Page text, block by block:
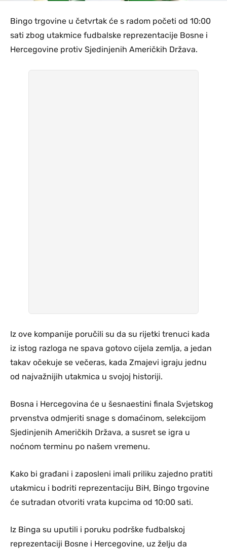
Bingo trgovine u četvrtak će s radom početi od 10:00
sati zbog utakmice fudbalske reprezentacije Bosne i
Hercegovine protiv Sjedinjenih Američkih Država.
Iz ove kompanije poručili su da su rijetki trenuci kada
iz istog razloga ne spava gotovo cijela zemlja, a jedan
takav očekuje se večeras, kada Zmajevi igraju jednu
od najvažnijih utakmica u svojoj historiji.
Bosna i Hercegovina će u šesnaestini finala Svjetskog
prvenstva odmjeriti snage s domaćinom, selekcijom
Sjedinjenih Američkih Država, a susret se igra u
noćnom terminu po našem vremenu.
Kako bi građani i zaposleni imali priliku zajedno pratiti
utakmicu i bodriti reprezentaciju BiH, Bingo trgovine
će sutradan otvoriti vrata kupcima od 10:00 sati.
Iz Binga su uputili i poruku podrške fudbalskoj
reprezentaciji Bosne i Hercegovine, uz želju da